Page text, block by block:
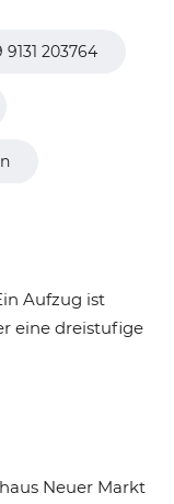
9131 203764
Aufzug ist
eine dreistufige
Neuer Markt